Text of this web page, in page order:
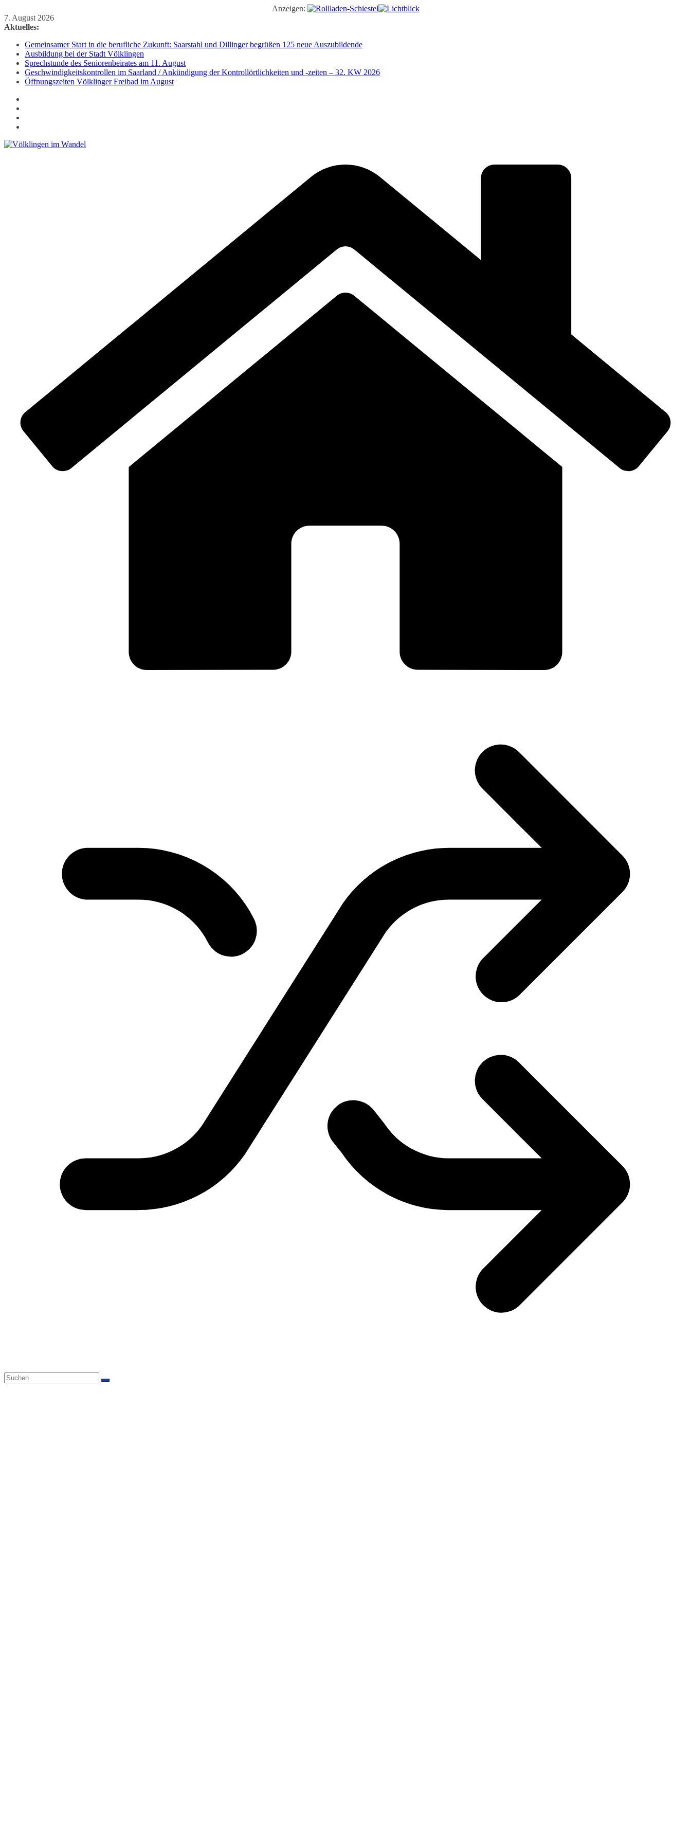
Anzeigen:
Zum
Inhalt
7. August 2026
Aktuelles:
Gemeinsamer Start in die berufliche Zukunft: Saarstahl und Dillinger begrüßen 125 neue Auszubildende
Ausbildung bei der Stadt Völklingen
Sprechstunde des Seniorenbeirates am 11. August
Geschwindigkeitskontrollen im Saarland / Ankündigung der Kontrollörtlichkeiten und -zeiten – 32. KW 2026
Öffnungszeiten Völklinger Freibad im August